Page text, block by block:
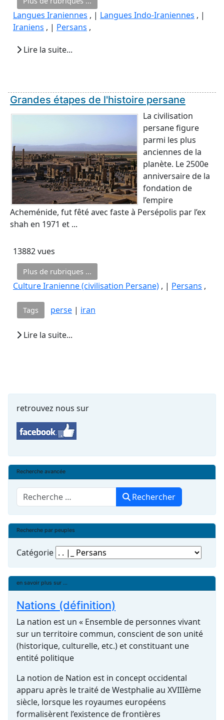
Langues Iraniennes , | Langues Indo-Iraniennes , |
Iraniens , | Persans ,
Lire la suite...
Grandes étapes de l'histoire persane
La civilisation
persane figure
parmi les plus
anciennes de la
planète. Le 2500e
anniversaire de la
fondation de
l’empire
Acheménide, fut fêté avec faste à Persépolis par l’ex
shah en 1971 et ...
13882 vues
Plus de rubriques ...
Culture Iranienne (civilisation Persane) , | Persans ,
Tags perse | iran
Lire la suite...
retrouvez nous sur
Recherche avancée
Rechercher Rechercher
Recherche par peuples
Catégorie
en savoir plus sur ...
Nations (définition)
La nation est un « Ensemble de personnes vivant
sur un territoire commun, conscient de son unité
(historique, culturelle, etc.) et constituant une
entité politique
La notion de Nation est in concept occidental
apparu après le traité de Westphalie au XVIIIème
siècle, lorsque les royaumes européens
formalisèrent l’existence de frontières